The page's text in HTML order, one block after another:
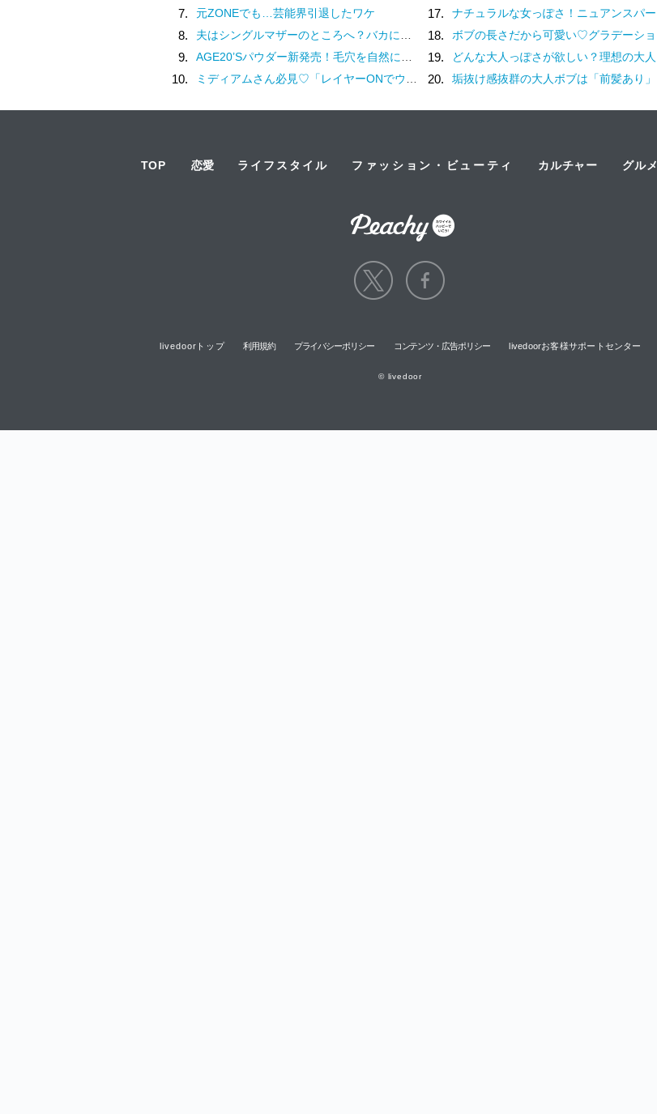
7. 元ZONEでも…芸能界引退したワケ
8. 夫はシングルマザーのところへ？バカにされた妻が抱く、虚しさの正体／離婚してもいいですか？ 翔子の場合（19）
9. AGE20’Sパウダー新発売！毛穴を自然にぼかすクラウドブラー肌に注目
10. ミディアムさん必見♡「レイヤーONでウルフへアに」挑戦してみない？
17. ナチュラルな女っぽさ！ニュアンスパーマで雰囲気美人に変身しちゃお♪
18. ボブの長さだから可愛い♡グラデーションカラーでイマドキヘアに♪
19. どんな大人っぽさが欲しい？理想の大人ボブが見つかるヘアカタログ
20. 垢抜け感抜群の大人ボブは「前髪あり」が一番♡
TOP 恋愛 ライフスタイル ファッション・ビューティ カルチャー グルメ
livedoorトップ 利用規約 プライバシーポリシー コンテンツ・広告ポリシー livedoorお客様サポートセンター
© livedoor